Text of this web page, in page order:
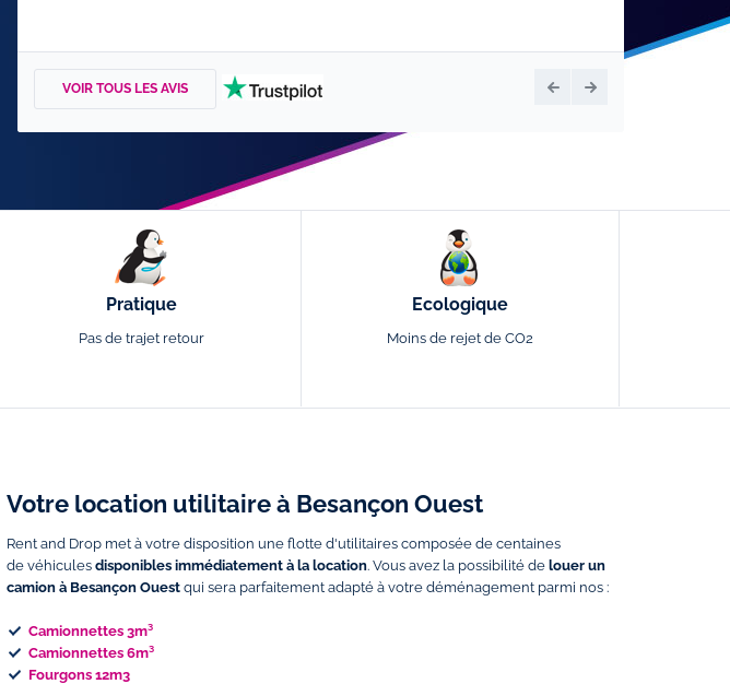
VOIR TOUS LES AVIS
Pratique
Pas de trajet retour
Ecologique
Moins de rejet de CO2
Votre location utilitaire à Besançon Ouest
Rent and Drop met à votre disposition une flotte d'utilitaires composée de centaines
de véhicules disponibles immédiatement à la location. Vous avez la possibilité de louer un
camion à Besançon Ouest qui sera parfaitement adapté à votre déménagement parmi nos :
Camionnettes 3m³
Camionnettes 6m³
Fourgons 12m3